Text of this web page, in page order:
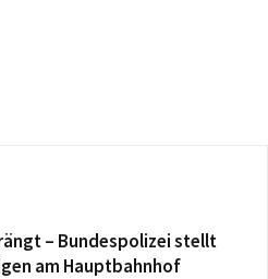
– Bundespolizei stellt
am Hauptbahnhof